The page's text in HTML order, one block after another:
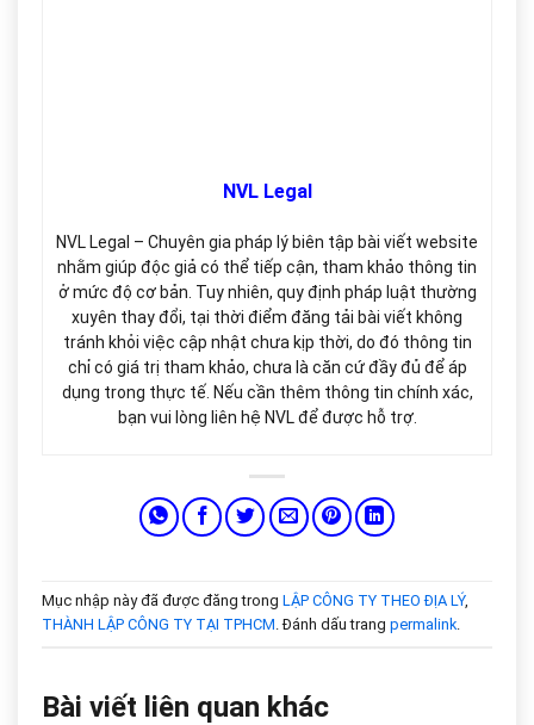
NVL Legal
NVL Legal – Chuyên gia pháp lý biên tập bài viết website
nhằm giúp độc giả có thể tiếp cận, tham khảo thông tin
ở mức độ cơ bản. Tuy nhiên, quy định pháp luật thường
xuyên thay đổi, tại thời điểm đăng tải bài viết không
tránh khỏi việc cập nhật chưa kịp thời, do đó thông tin
chỉ có giá trị tham khảo, chưa là căn cứ đầy đủ để áp
dụng trong thực tế. Nếu cần thêm thông tin chính xác,
bạn vui lòng liên hệ NVL để được hỗ trợ.
Mục nhập này đã được đăng trong LẬP CÔNG TY THEO ĐỊA LÝ,
THÀNH LẬP CÔNG TY TẠI TPHCM. Đánh dấu trang permalink.
Bài viết liên quan khác